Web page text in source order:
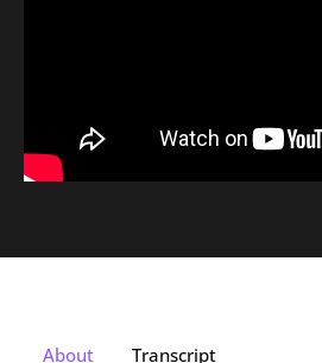
About Transcript